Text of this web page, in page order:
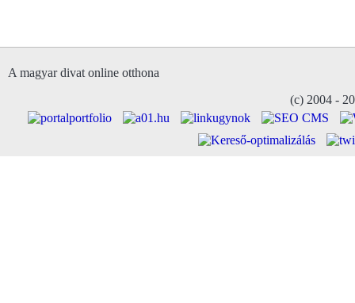
A magyar divat online otthona
(c) 2004 -